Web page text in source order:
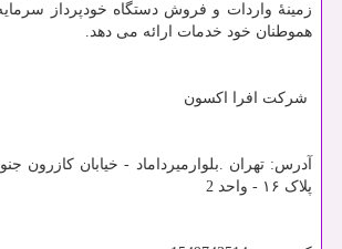
زمینۀ واردات و فروش دستگاه خودپرداز
هموطنان خود خدمات ارائه می دهد.
شرکت افرا اکسون
آدرس: تهران .بلوارمیرداماد - خیابان کازرون
پلاک ۱۶ - واحد 2